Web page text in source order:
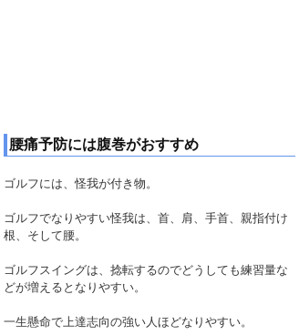
腰痛予防には腹巻がおすすめ
ゴルフには、怪我が付き物。
ゴルフでなりやすい怪我は、首、肩、手首、親指付け
根、そして腰。
ゴルフスイングは、捻転するのでどうしても練習量な
どが増えるとなりやすい。
一生懸命で上達志向の強い人ほどなりやすい。